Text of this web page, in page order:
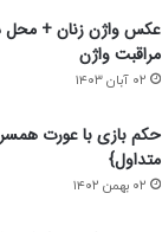
عکس واژن زنان + محل
مراقبت واژن
۰۲ آبان ۱۴۰۳
حکم بازی با عورت همسر
متداول}
۰۲ بهمن ۱۴۰۲